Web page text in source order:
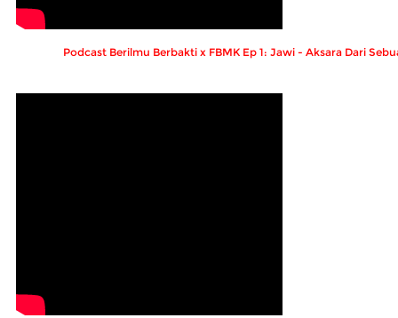
Podcast Berilmu Berbakti x FBMK Ep 1: Jawi - Aksara Dari